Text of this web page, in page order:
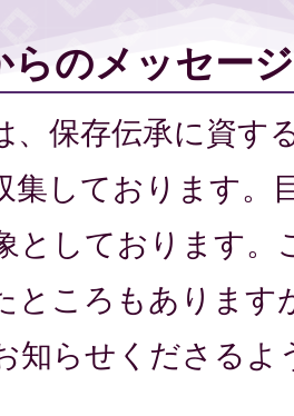
らのメッセージ
、保存伝承に資す
集しております。
としております。
ところもあります
知らせくださるよ